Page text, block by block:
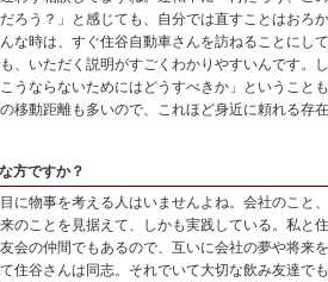
ろう？」と感じても、自分では直すことはおろ
な時は、すぐ住谷自動車さんを訪ねることにし
、いただく説明がすごくわかりやすいんです。
うならないためにはどうすべきか」ということ
移動距離も多いので、これほど身近に頼れる存
方ですか？
に物事を考える人はいませんよね。会社のこと
のことを見据えて、しかも実践している。私と
会の仲間でもあるので、互いに会社の夢や将来
住谷さんは同志。それでいて大切な飲み友達で